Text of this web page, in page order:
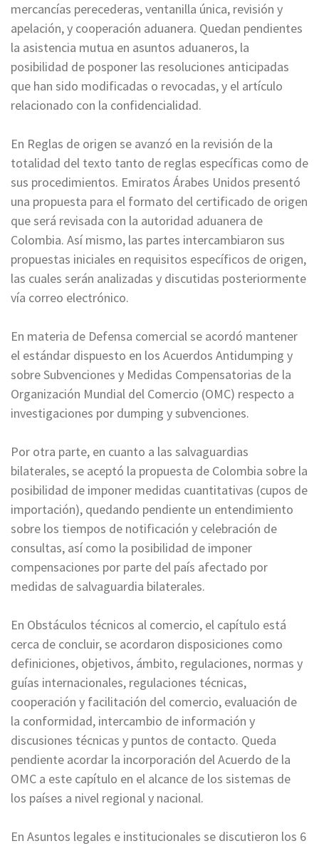
mercancías perecederas, ventanilla única, revisión y
apelación, y cooperación aduanera. Quedan pendientes
la asistencia mutua en asuntos aduaneros, la
posibilidad de posponer las resoluciones anticipadas
que han sido modificadas o revocadas, y el artículo
relacionado con la confidencialidad.
En Reglas de origen se avanzó en la revisión de la
totalidad del texto tanto de reglas específicas como de
sus procedimientos. Emiratos Árabes Unidos presentó
una propuesta para el formato del certificado de origen
que será revisada con la autoridad aduanera de
Colombia. Así mismo, las partes intercambiaron sus
propuestas iniciales en requisitos específicos de origen,
las cuales serán analizadas y discutidas posteriormente
vía correo electrónico.
En materia de Defensa comercial se acordó mantener
el estándar dispuesto en los Acuerdos Antidumping y
sobre Subvenciones y Medidas Compensatorias de la
Organización Mundial del Comercio (OMC) respecto a
investigaciones por dumping y subvenciones.
Por otra parte, en cuanto a las salvaguardias
bilaterales, se aceptó la propuesta de Colombia sobre la
posibilidad de imponer medidas cuantitativas (cupos de
importación), quedando pendiente un entendimiento
sobre los tiempos de notificación y celebración de
consultas, así como la posibilidad de imponer
compensaciones por parte del país afectado por
medidas de salvaguardia bilaterales.
En Obstáculos técnicos al comercio, el capítulo está
cerca de concluir, se acordaron disposiciones como
definiciones, objetivos, ámbito, regulaciones, normas y
guías internacionales, regulaciones técnicas,
cooperación y facilitación del comercio, evaluación de
la conformidad, intercambio de información y
discusiones técnicas y puntos de contacto. Queda
pendiente acordar la incorporación del Acuerdo de la
OMC a este capítulo en el alcance de los sistemas de
los países a nivel regional y nacional.
En Asuntos legales e institucionales se discutieron los 6